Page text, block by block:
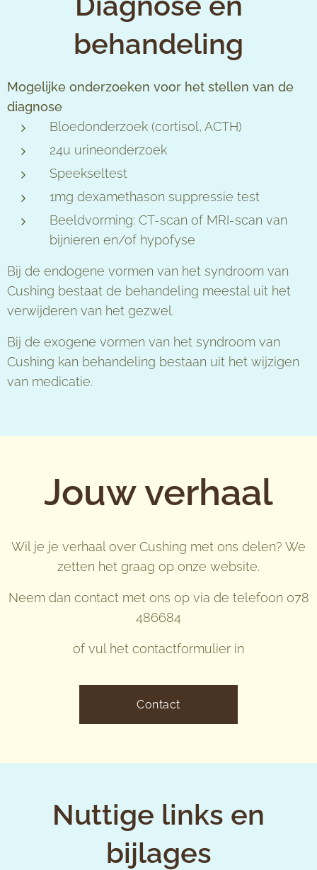
behandeling
Mogelijke onderzoeken voor het stellen van de
diagnose
Bloedonderzoek (cortisol, ACTH)
24u urineonderzoek
Speekseltest
1mg dexamethason suppressie test
Beeldvorming: CT-scan of MRI-scan van
bijnieren en/of hypofyse
Bij de endogene vormen van het syndroom van
Cushing bestaat de behandeling meestal uit het
verwijderen van het gezwel.
Bij de exogene vormen van het syndroom van
Cushing kan behandeling bestaan uit het wijzigen
van medicatie.
Jouw verhaal
Wil je je verhaal over Cushing met ons delen? We
zetten het graag op onze website.
Neem dan contact met ons op via de telefoon 078
486684
of vul het contactformulier in
Contact
Nuttige links en
bijlages